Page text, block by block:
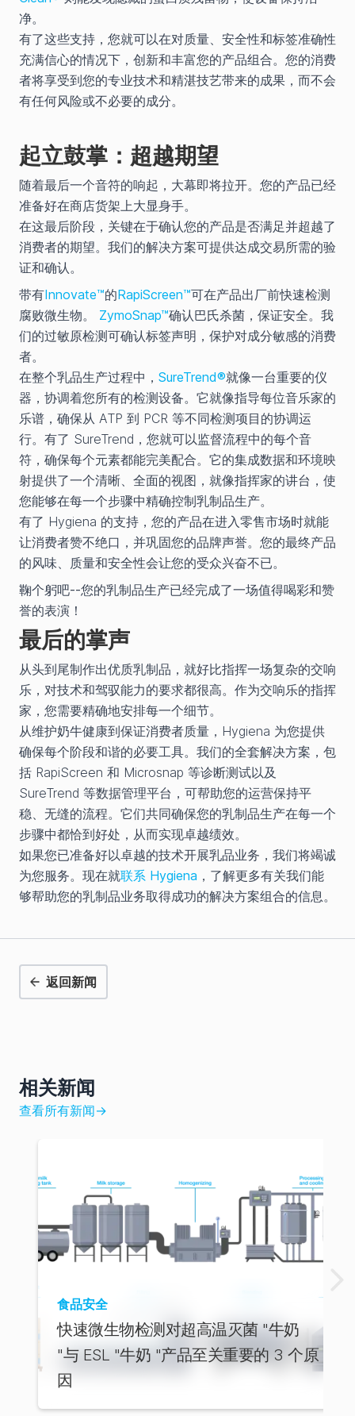
净。
有了这些支持，您就可以在对质量、安全性和标签准确性
充满信心的情况下，创新和丰富您的产品组合。您的消费
者将享受到您的专业技术和精湛技艺带来的成果，而不会
有任何风险或不必要的成分。
起立鼓掌：超越期望
随着最后一个音符的响起，大幕即将拉开。您的产品已经
准备好在商店货架上大显身手。
在这最后阶段，关键在于确认您的产品是否满足并超越了
消费者的期望。我们的解决方案可提供达成交易所需的验
证和确认。
带有Innovate™的RapiScreen™可在产品出厂前快速检测
腐败微生物。 ZymoSnap™确认巴氏杀菌，保证安全。我
们的过敏原检测可确认标签声明，保护对成分敏感的消费
者。
在整个乳品生产过程中， SureTrend®就像一台重要的仪
器，协调着您所有的检测设备。它就像指导每位音乐家的
乐谱，确保从 ATP 到 PCR 等不同检测项目的协调运
行。有了 SureTrend，您就可以监督流程中的每个音
符，确保每个元素都能完美配合。它的集成数据和环境映
射提供了一个清晰、全面的视图，就像指挥家的讲台，使
您能够在每一个步骤中精确控制乳制品生产。
有了 Hygiena 的支持，您的产品在进入零售市场时就能
让消费者赞不绝口，并巩固您的品牌声誉。您的最终产品
的风味、质量和安全性会让您的受众兴奋不已。
鞠个躬吧--您的乳制品生产已经完成了一场值得喝彩和赞
誉的表演！
最后的掌声
从头到尾制作出优质乳制品，就好比指挥一场复杂的交响
乐，对技术和驾驭能力的要求都很高。作为交响乐的指挥
家，您需要精确地安排每一个细节。
从维护奶牛健康到保证消费者质量，Hygiena 为您提供
确保每个阶段和谐的必要工具。我们的全套解决方案，包
括 RapiScreen 和 Microsnap 等诊断测试以及
SureTrend 等数据管理平台，可帮助您的运营保持平
稳、无缝的流程。它们共同确保您的乳制品生产在每一个
步骤中都恰到好处，从而实现卓越绩效。
如果您已准备好以卓越的技术开展乳品业务，我们将竭诚
为您服务。现在就联系 Hygiena ，了解更多有关我们能
够帮助您的乳制品业务取得成功的解决方案组合的信息。
返回新闻
相关新闻
查看所有新闻→
食品安全
快速微生物检测对超高温灭菌 "牛奶
"与 ESL "牛奶 "产品至关重要的 3 个原
因